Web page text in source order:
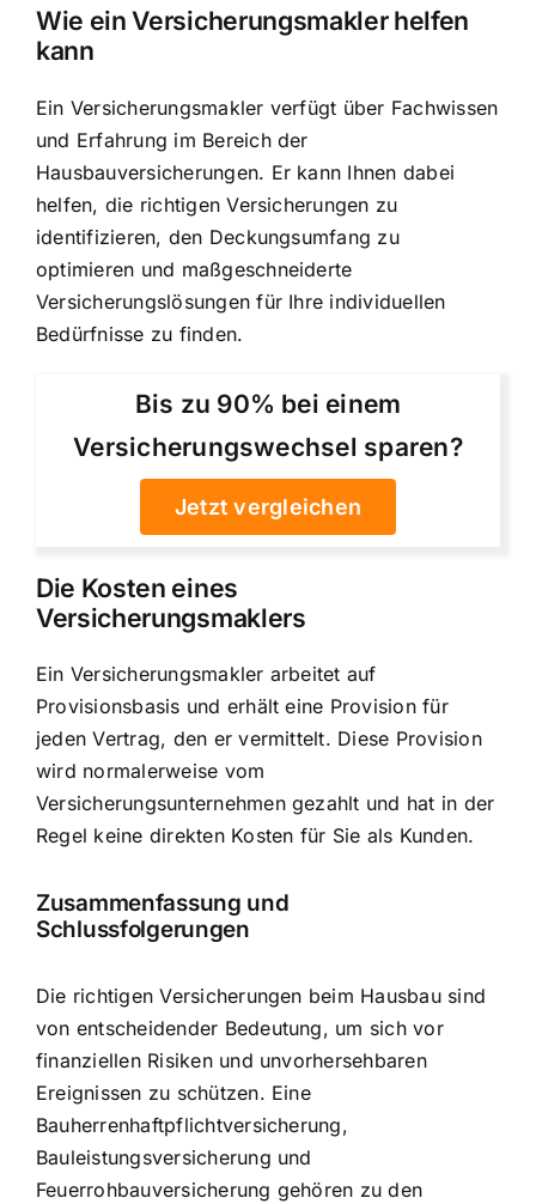
Wie ein Versicherungsmakler helfen
kann
Ein Versicherungsmakler verfügt über Fachwissen
und Erfahrung im Bereich der
Hausbauversicherungen. Er kann Ihnen dabei
helfen, die richtigen Versicherungen zu
identifizieren, den Deckungsumfang zu
optimieren und maßgeschneiderte
Versicherungslösungen für Ihre individuellen
Bedürfnisse zu finden.
Bis zu 90% bei einem
Versicherungswechsel sparen?
Jetzt vergleichen
Die Kosten eines
Versicherungsmaklers
Ein Versicherungsmakler arbeitet auf
Provisionsbasis und erhält eine Provision für
jeden Vertrag, den er vermittelt. Diese Provision
wird normalerweise vom
Versicherungsunternehmen gezahlt und hat in der
Regel keine direkten Kosten für Sie als Kunden.
Zusammenfassung und
Schlussfolgerungen
Die richtigen Versicherungen beim Hausbau sind
von entscheidender Bedeutung, um sich vor
finanziellen Risiken und unvorhersehbaren
Ereignissen zu schützen. Eine
Bauherrenhaftpflichtversicherung,
Bauleistungsversicherung und
Feuerrohbauversicherung gehören zu den